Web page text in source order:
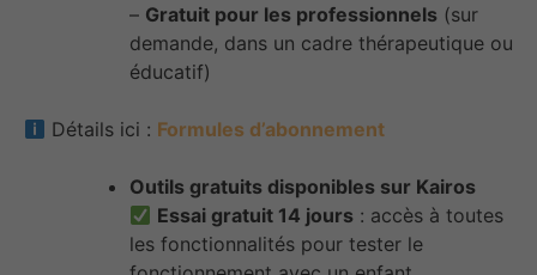
– Gratuit pour les professionnels (sur
demande, dans un cadre thérapeutique ou
éducatif)
Détails ici : Formules d’abonnement
Outils gratuits disponibles sur Kairos
Essai gratuit 14 jours : accès à toutes
les fonctionnalités pour tester le